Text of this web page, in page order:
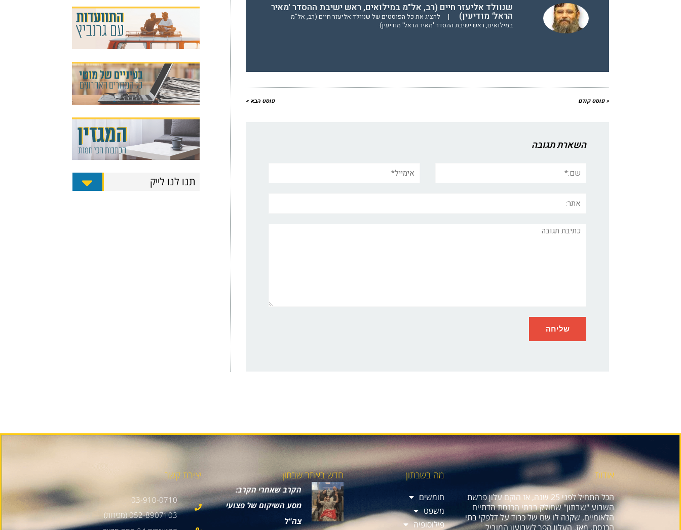
שנוולד אליעזר חיים (רב, אל"מ במילואים, ראש ישיבת ההסדר 'מאיר
הראל' מודיעין) |
להציג את כל הפוסטים של שנוולד אליעזר חיים (רב, אל"מ
במילואים, ראש ישיבת ההסדר 'מאיר הראל' מודיעין)
« פוסט קודם פוסט הבא »
השארת תגובה
תגובה
תנו לנו לייק
אודות
הכל התחיל לפני 25 שנה, אז הוקם עלון פרשת
השבוע "שבתון" שחולק בבתי הכנסת הדתיים
הלאומיים, שקנה לו שם של כבוד על דלפקי בתי
הכנסת. מאז, העלון הפך לשבועון המוביל
מה בשבתון
חומשים
משפט
פילוסופיה
חדש באתר שבתון
הקרב שאחרי הקרב:
מסע השיקום של פצועי
צה"ל
יצירת קשר
03-910-0710
052-8907103 (מכירות)